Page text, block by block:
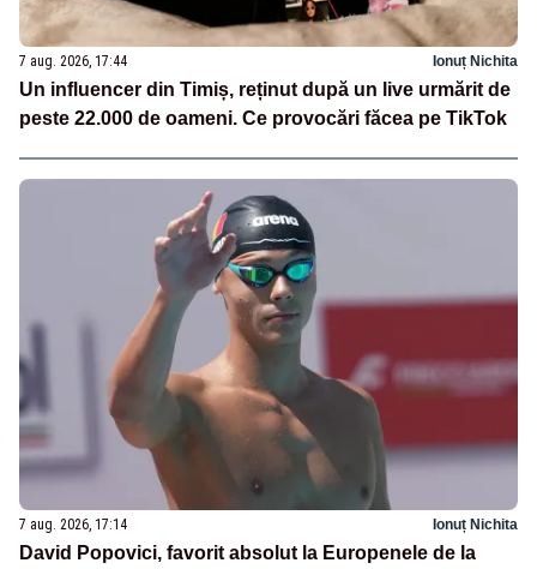
7 aug. 2026, 17:44 Ionuț Nichita
Un influencer din Timiș, reținut după un live urmărit de
peste 22.000 de oameni. Ce provocări făcea pe TikTok
7 aug. 2026, 17:14 Ionuț Nichita
David Popovici, favorit absolut la Europenele de la